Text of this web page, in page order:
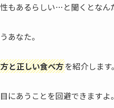
もあるらしい…と聞くとなん
あなた。
と正しい食べ方を紹介します。
にあうことを回避できますよ。